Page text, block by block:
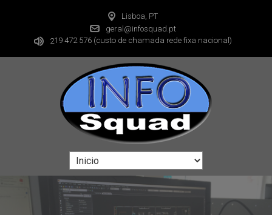
Lisboa, PT
geral@infosquad.pt
219 472 576 (custo de chamada rede fixa nacional)